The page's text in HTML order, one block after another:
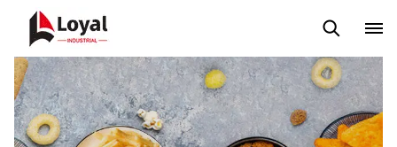
Máquina extrusora de salgadinhos Linha de Produção Kurkure